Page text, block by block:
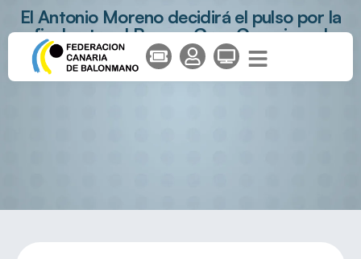
El Antonio Moreno decidirá el pulso por la
final entre el Rocasa Gran Canaria y el
Costa del Sol Málaga